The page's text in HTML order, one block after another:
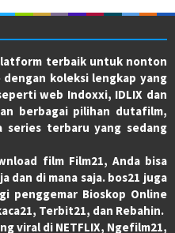
platform terbaik untuk nonton
koleksi lengkap yang
web Indoxxi, IDLIX dan
berbagai pilihan dutafilm,
terbaru yang sedang
film Film21, Anda bisa
dan di mana saja. bos21 juga
penggemar Bioskop Online
Terbit21, dan Rebahin.
viral di NETFLIX, Ngefilm21,